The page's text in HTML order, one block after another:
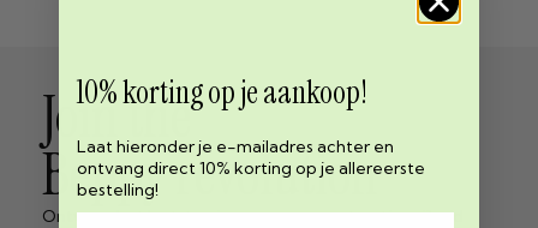
Join the
Beppy revolution
Ontvang het laatste nieuws over menstruatie vrijheid
10% korting op je aankoop!
Laat hieronder je e-mailadres achter en
ontvang direct 10% korting op je allereerste
bestelling!